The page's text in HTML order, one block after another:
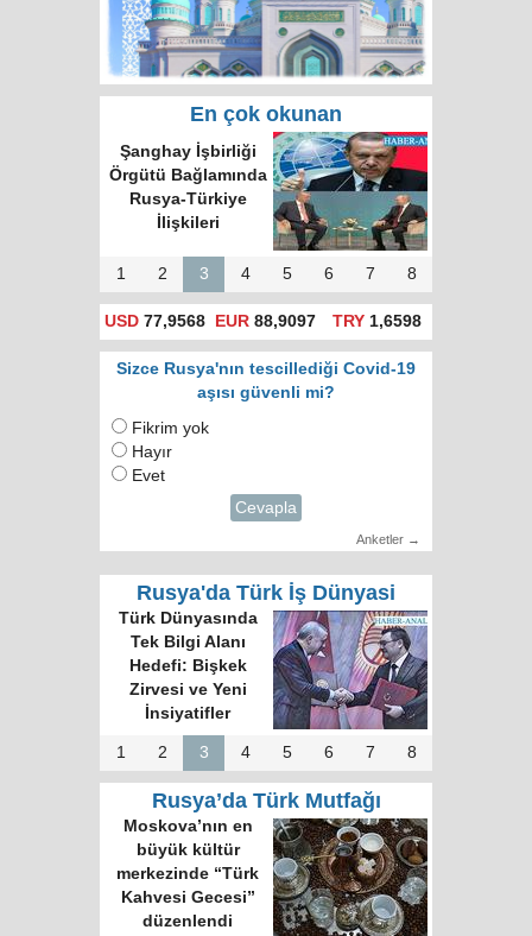
En çok okunan
Şanghay İşbirliği
Örgütü Bağlamında
Rusya-Türkiye
İlişkileri
1 2 3 4 5 6 7 8
USD 77,9568 EUR 88,9097 TRY1,6598
Sizce Rusya'nın tescillediği Covid-19
aşısı güvenli mi?
Fikrim yok
Hayır
Evet
Cevapla
Anketler →
Rusya'da Türk İş Dünyasi
Türk Dünyasında
Tek Bilgi Alanı
Hedefi: Bişkek
Zirvesi ve Yeni
İnsiyatifler
1 2 3 4 5 6 7 8
Rusya’da Türk Mutfağı
Moskova’nın en
büyük kültür
merkezinde “Türk
Kahvesi Gecesi”
düzenlendi